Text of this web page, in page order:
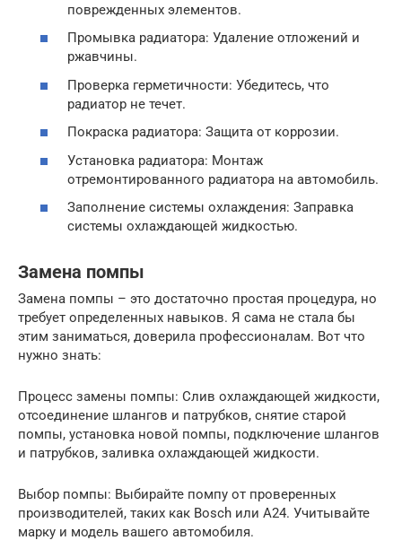
поврежденных элементов.
Промывка радиатора: Удаление отложений и
ржавчины.
Проверка герметичности: Убедитесь, что
радиатор не течет.
Покраска радиатора: Защита от коррозии.
Установка радиатора: Монтаж
отремонтированного радиатора на автомобиль.
Заполнение системы охлаждения: Заправка
системы охлаждающей жидкостью.
Замена помпы
Замена помпы – это достаточно простая процедура, но
требует определенных навыков. Я сама не стала бы
этим заниматься, доверила профессионалам. Вот что
нужно знать:
Процесс замены помпы: Слив охлаждающей жидкости,
отсоединение шлангов и патрубков, снятие старой
помпы, установка новой помпы, подключение шлангов
и патрубков, заливка охлаждающей жидкости.
Выбор помпы: Выбирайте помпу от проверенных
производителей, таких как Bosch или A24. Учитывайте
марку и модель вашего автомобиля.